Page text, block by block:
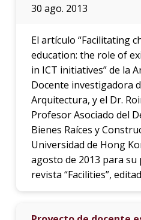
30 ago. 2013
El artículo “Facilitating
education: the role of
in ICT initiatives” de la
Docente investigadora
Arquitectura, y el Dr.
Profesor Asociado del
Bienes Raíces y
Universidad de Hong
agosto de 2013 para su
revista “Facilities”,